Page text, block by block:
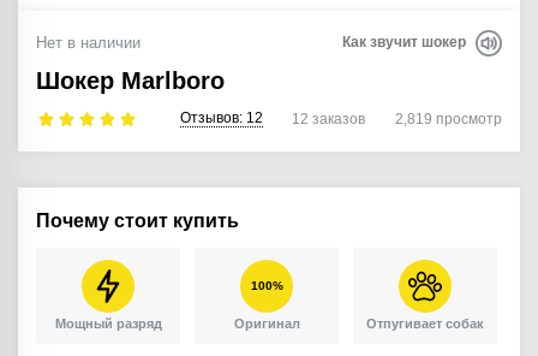
Нет в наличии Как звучит шокер
Шокер Marlboro
Отзывов: 12 12 заказов 2,819 просмотр
Почему стоит купить
Мощный разряд
100%
Оригинал Отпугивает собак